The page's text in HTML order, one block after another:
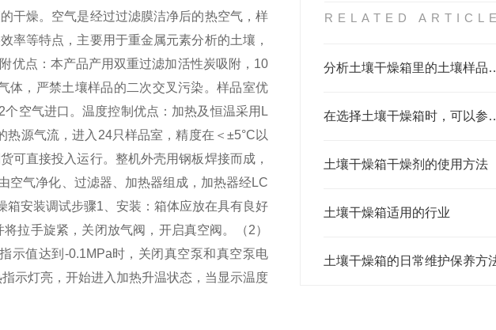
RELATED
分析土壤干燥箱里
在选择土壤干燥
土壤干燥箱干燥剂的使用方法
土壤干燥箱适用的行业
土壤干燥箱的日常维护保养方
干燥。空气是经过过滤膜洁净后的热空气，样
率等特点，主要用于重金属元素分析的土壤，
优点：本产品产用双重过滤加活性炭吸附，10
体，严禁土壤样品的二次交叉污染。样品室优
个空气进口。温度控制优点：加热及恒温采用L
源气流，进入24只样品室，精度在＜±5°C以
可直接投入运行。整机外壳用钢板焊接而成，
空气净化、过滤器、加热器组成，加热器经LC
箱安装调试步骤1、安装：箱体应放在具有良好
拉手旋紧，关闭放气阀，开启真空阀。（2）
示值达到-0.1MPa时，关闭真空泵和真空泵电
示灯亮，开始进入加热升温状态，当显示温度